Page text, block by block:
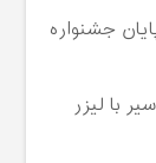
جشنواره
با لیزر